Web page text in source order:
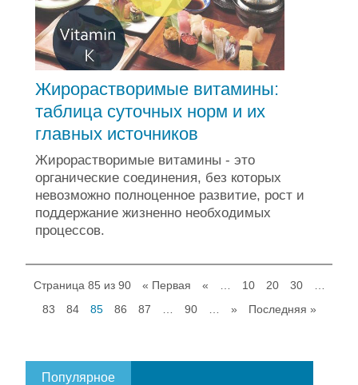
Жирорастворимые витамины:
таблица суточных норм и их
главных источников
Жирорастворимые витамины - это
органические соединения, без которых
невозможно полноценное развитие, рост и
поддержание жизненно необходимых
процессов.
Страница 85 из 90 « Первая « 10 20 30
83
84 85 86 87 90 » Последняя »
Популярное